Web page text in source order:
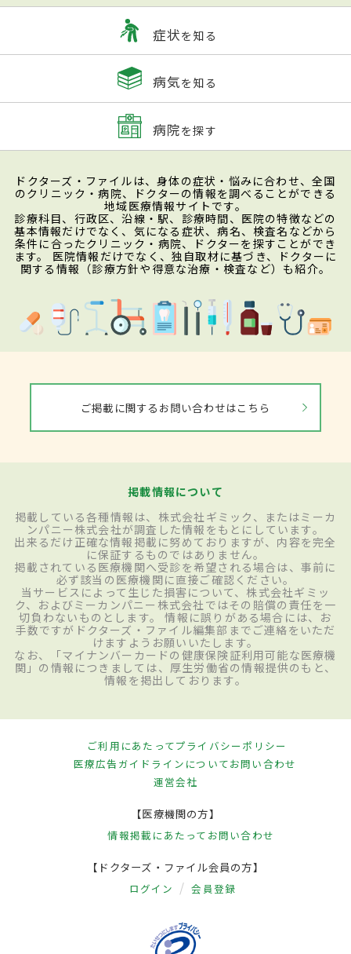
症状を知る
病気を知る
病院を探す
ドクターズ・ファイルは、身体の症状・悩みに合わせ、全国
のクリニック・病院、ドクターの情報を調べることができる
地域医療情報サイトです。
診療科目、行政区、沿線・駅、診療時間、医院の特徴などの
基本情報だけでなく、気になる症状、病名、検査名などから
条件に合ったクリニック・病院、ドクターを探すことができ
ます。 医院情報だけでなく、独自取材に基づき、ドクターに
関する情報（診療方針や得意な治療・検査など）も紹介。
ご掲載に関するお問い合わせはこちら
掲載情報について
掲載している各種情報は、株式会社ギミック、またはミーカ
ンパニー株式会社が調査した情報をもとにしています。
出来るだけ正確な情報掲載に努めておりますが、内容を完全
に保証するものではありません。
掲載されている医療機関へ受診を希望される場合は、事前に
必ず該当の医療機関に直接ご確認ください。
当サービスによって生じた損害について、株式会社ギミッ
ク、およびミーカンパニー株式会社ではその賠償の責任を一
切負わないものとします。 情報に誤りがある場合には、お
手数ですがドクターズ・ファイル編集部までご連絡をいただ
けますようお願いいたします。
なお、「マイナンバーカードの健康保険証利用可能な医療機
関」の情報につきましては、厚生労働省の情報提供のもと、
情報を掲出しております。
ご利用にあたってプライバシーポリシー
医療広告ガイドラインについてお問い合わせ
運営会社
【医療機関の方】
情報掲載にあたって お問い合わせ
【ドクターズ・ファイル会員の方】
ログイン 会員登録